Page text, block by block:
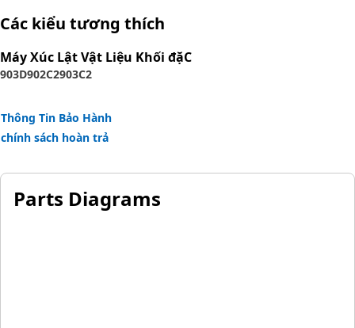
rubber tube; two braids of special high tensile steel wire
reinforcement separated by synthetic rubber layer. The
outer cover is oil, weather, and abrasion
Các kiểu tương thích
Máy Xúc Lật Vật Liệu Khối đặC
903D902C2903C2
Thông Tin Bảo Hành
chính sách hoàn trả
Parts Diagrams